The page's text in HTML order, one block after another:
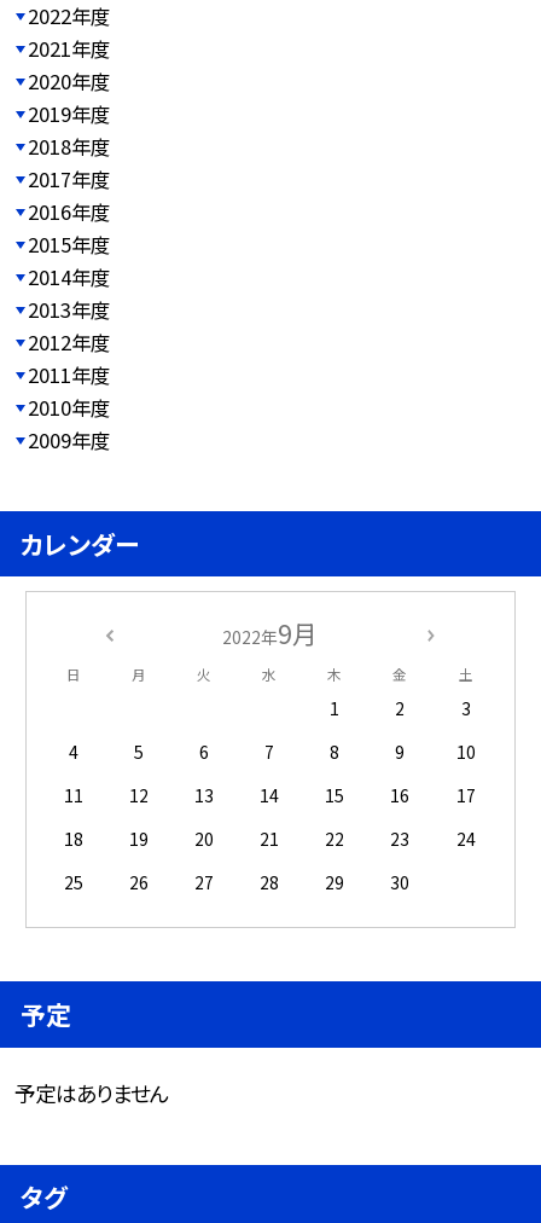
2022年度
2021年度
2020年度
2019年度
2018年度
2017年度
2016年度
2015年度
2014年度
2013年度
2012年度
2011年度
2010年度
2009年度
カレンダー
2022年9月
日 月 火 水 木 金 土
1 2
3
4
5 6 7 8 9
10
11
12 13 14 15 16
17
18
19 20 21 22 23
24
25
26 27 28 29 30
予定
予定はありません
タグ